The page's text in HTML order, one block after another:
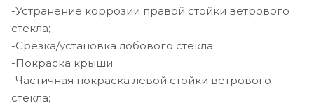
-Устранение коррозии правой стойки ветрового
стекла;
-Срезка/установка лобового стекла;
-Покраска крыши;
-Частичная покраска левой стойки ветрового
стекла;